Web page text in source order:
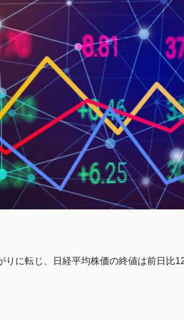
に転じ、日経平均株価の終値は前日比